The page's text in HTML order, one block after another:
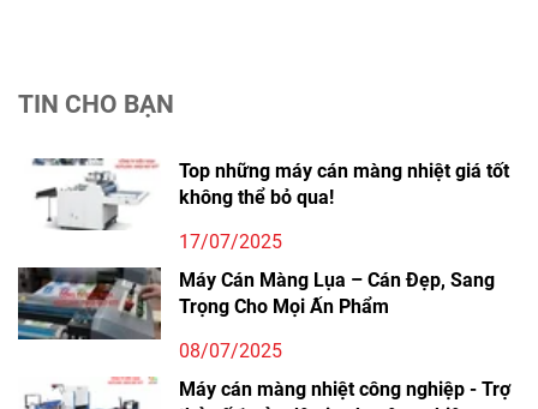
TIN CHO BẠN
Top những máy cán màng nhiệt giá tốt
không thể bỏ qua!
17/07/2025
Máy Cán Màng Lụa – Cán Đẹp, Sang
Trọng Cho Mọi Ấn Phẩm
08/07/2025
Máy cán màng nhiệt công nghiệp - Trợ